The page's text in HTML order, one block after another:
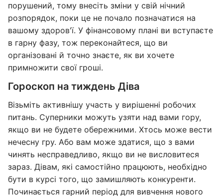
порушений, тому внесіть зміни у свій нічний
розпорядок, поки це не почало позначатися на
вашому здоров'ї. У фінансовому плані ви вступаєте
в гарну фазу, тож переконайтеся, що ви
організовані й точно знаєте, як ви хочете
примножити свої гроші.
Гороскоп на тиждень Діва
Візьміть активнішу участь у вирішенні робочих
питань. Суперники можуть узяти над вами гору,
якщо ви не будете обережними. Хтось може вести
нечесну гру. Або вам може здатися, що з вами
чинять несправедливо, якщо ви не висловитеся
зараз. Дівам, які самостійно працюють, необхідно
бути в курсі того, що замишляють конкуренти.
Починається гарний період для вивчення нового